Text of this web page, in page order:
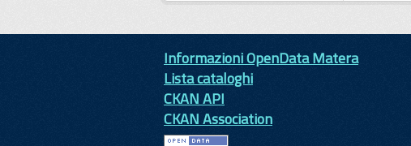
Informazioni OpenData Matera
Lista cataloghi
CKAN API
CKAN Association